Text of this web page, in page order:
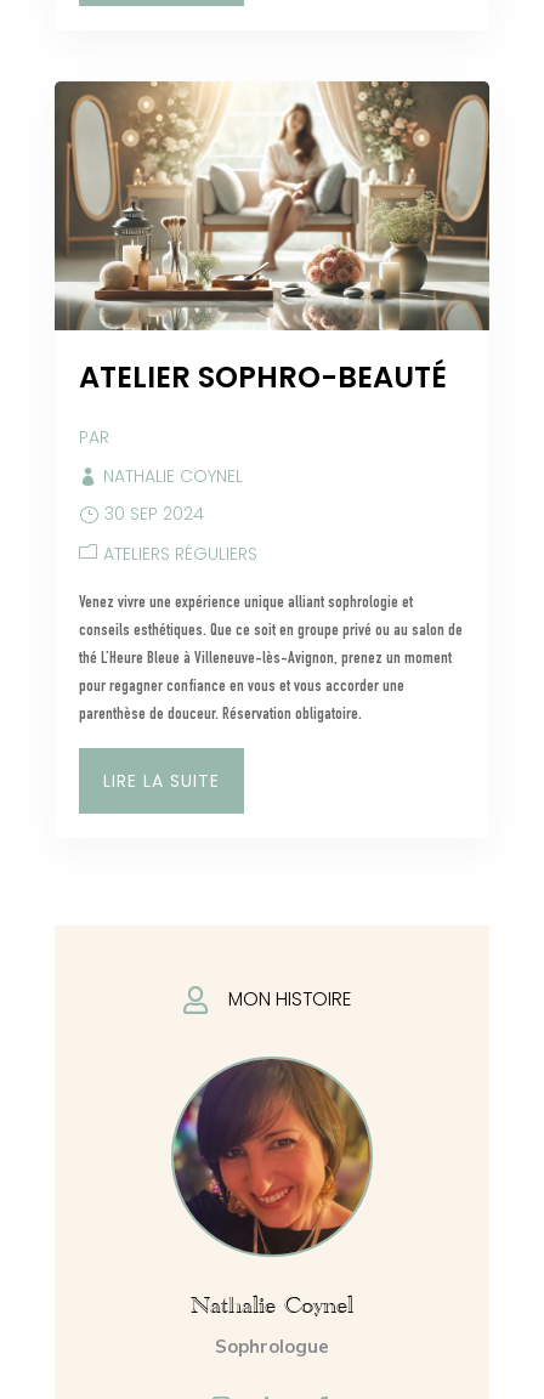
ATELIER SOPHRO-BEAUTÉ
PAR
NATHALIE COYNEL
30 SEP 2024
ATELIERS RÉGULIERS
Venez vivre une expérience unique alliant sophrologie et
conseils esthétiques. Que ce soit en groupe privé ou au salon de
thé L’Heure Bleue à Villeneuve-lès-Avignon, prenez un moment
pour regagner confiance en vous et vous accorder une
parenthèse de douceur. Réservation obligatoire.
LIRE LA SUITE
 MON HISTOIRE
Nathalie Coynel
Sophrologue